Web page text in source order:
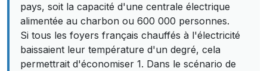
pays, soit la capacité d'une centrale électrique
alimentée au charbon ou 600 000 personnes.
Si tous les foyers français chauffés à l'électricité
baissaient leur température d'un degré, cela
permettrait d'économiser 1. Dans le scénario de